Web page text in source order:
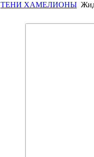
ТЕНИ ХАМЕЛИОНЫ